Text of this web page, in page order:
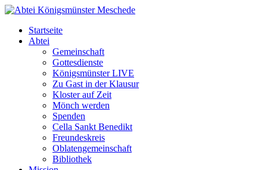
Startseite
Abtei
Gemeinschaft
Gottesdienste
Königsmünster LIVE
Zu Gast in der Klausur
Kloster auf Zeit
Mönch werden
Spenden
Cella Sankt Benedikt
Freundeskreis
Oblatengemeinschaft
Bibliothek